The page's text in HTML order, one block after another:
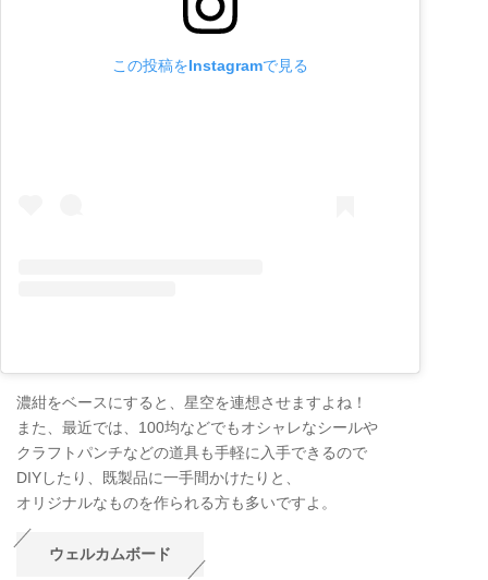
この投稿をInstagramで見る
濃紺をベースにすると、星空を連想させますよね！
また、最近では、100均などでもオシャレなシールや
クラフトパンチなどの道具も手軽に入手できるので
DIYしたり、既製品に一手間かけたりと、
オリジナルなものを作られる方も多いですよ。
ウェルカムボード